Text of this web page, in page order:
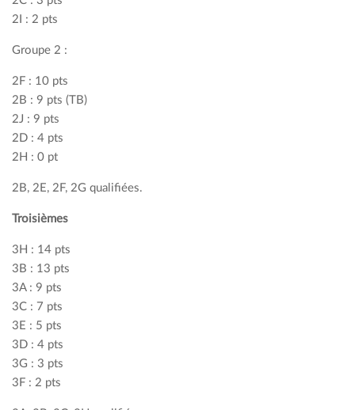
2I : 2 pts
Groupe 2 :
2F : 10 pts
2B : 9 pts (TB)
2J : 9 pts
2D : 4 pts
2H : 0 pt
2B, 2E, 2F, 2G qualifiées.
Troisièmes
3H : 14 pts
3B : 13 pts
3A : 9 pts
3C : 7 pts
3E : 5 pts
3D : 4 pts
3G : 3 pts
3F : 2 pts